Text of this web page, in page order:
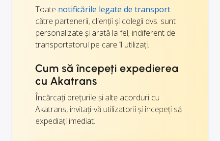
Toate notificările legate de transport
către partenerii, clienții și colegii dvs. sunt
personalizate și arată la fel, indiferent de
transportatorul pe care îl utilizați.
Cum să începeți expedierea
cu Akatrans
Încărcați prețurile și alte acorduri cu
Akatrans, invitați-vă utilizatorii și începeți să
expediați imediat.